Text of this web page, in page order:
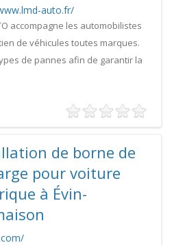
auto.fr/
accompagne les automobilistes
de véhicules toutes marques.
de pannes afin de garantir la
de borne de
pour voiture
à Évin-